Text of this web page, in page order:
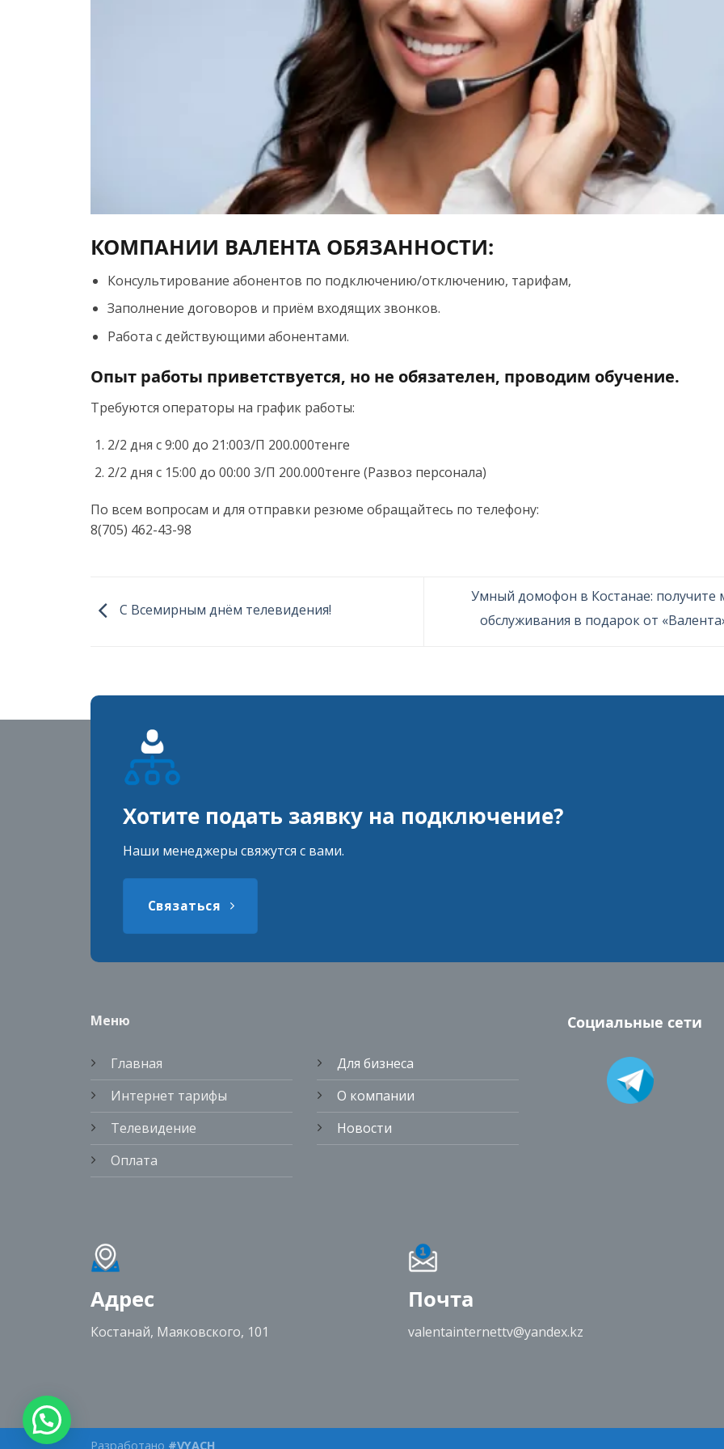
КОМПАНИИ ВАЛЕНТА ОБЯЗАННОСТИ:
Консультирование абонентов по подключению/отключению, тарифам,
Заполнение договоров и приём входящих звонков.
Работа с действующими абонентами.
Опыт работы приветствуется, но не обязателен, проводим обучение.
Требуются операторы на график работы:
2/2 дня с 9:00 до 21:003/П 200.000тенге
2/2 дня с 15:00 до 00:00 3/П 200.000тенге (Развоз персонала)
По всем вопросам и для отправки резюме обращайтесь по телефону:
8(705) 462-43-98
С Всемирным днём телевидения!
Умный домофон в Костанае: получите
обслуживания в подарок от
Хотите подать заявку на подключение?
Наши менеджеры свяжутся с вами.
Связаться
Меню
Главная
Интернет тарифы
Телевидение
Оплата
Для бизнеса
О компании
Новости
Социальные сети
Адрес
Костанай, Маяковского, 101
Почта
valentainternettv@yandex.kz
Разработано #VYACH